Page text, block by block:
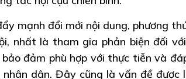
mạnh đổi mới nội dung, phương
nhất là tham gia phản biện đối
đảm phù hợp với thực tiễn và
nhân dân. Đây cũng là vấn đề được